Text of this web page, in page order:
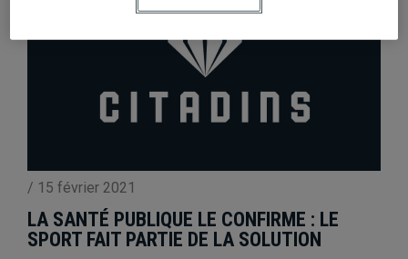
/ 15 février 2021
LA SANTÉ PUBLIQUE LE CONFIRME : LE
SPORT FAIT PARTIE DE LA SOLUTION